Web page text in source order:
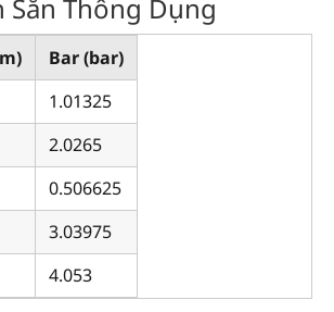
Sẵn Thông Dụng
Bar (bar)
1.01325
2.0265
0.506625
3.03975
4.053